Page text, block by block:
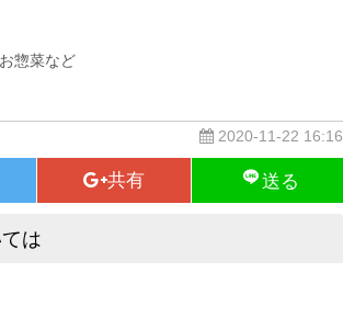
惣菜など
2020-11-22 16:16
は
ができる健康食品については